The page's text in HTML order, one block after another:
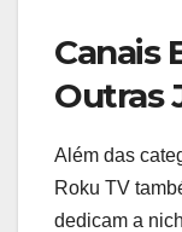
Canais
Outras
Além das
Roku TV
dedicam a